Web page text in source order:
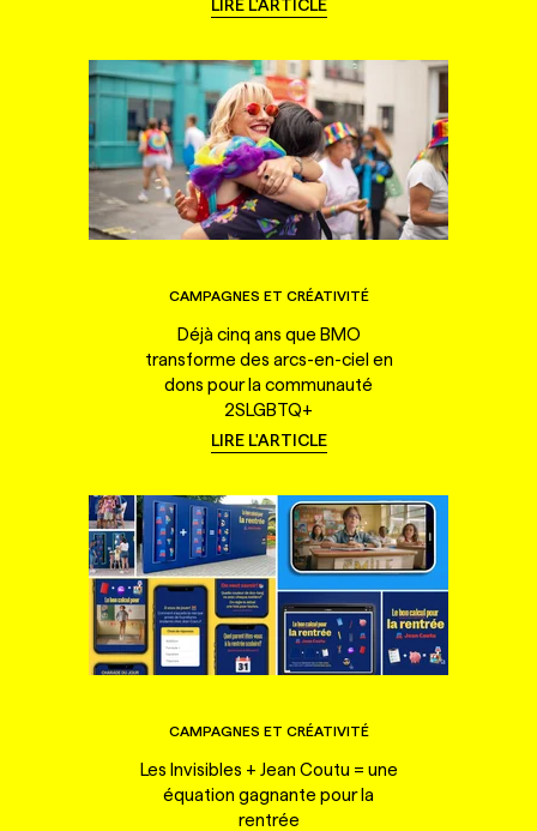
LIRE L'ARTICLE
CAMPAGNES ET CRÉATIVITÉ
Déjà cinq ans que BMO
transforme des arcs-en-ciel en
dons pour la communauté
2SLGBTQ+
LIRE L'ARTICLE
CAMPAGNES ET CRÉATIVITÉ
Les Invisibles + Jean Coutu = une
équation gagnante pour la
rentrée